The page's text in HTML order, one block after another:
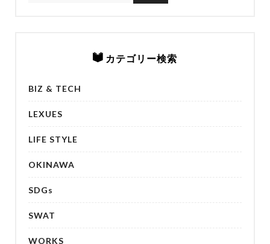
カテゴリー検索
BIZ & TECH
LEXUES
LIFE STYLE
OKINAWA
SDGs
SWAT
WORKS